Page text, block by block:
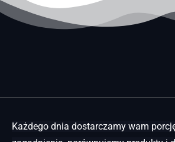
Każdego dnia dostarczamy wam